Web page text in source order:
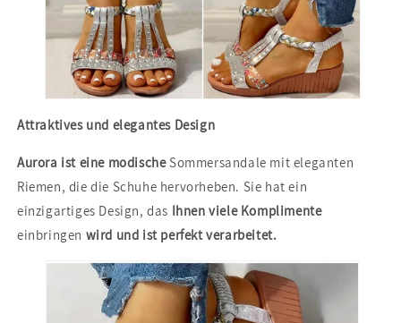
Attraktives und elegantes Design
Aurora ist eine modischeSommersandale mit eleganten
Riemen, die die Schuhe hervorheben. Sie hat ein
einzigartiges Design, das Ihnen viele Komplimente
einbringen wird und ist perfekt verarbeitet.